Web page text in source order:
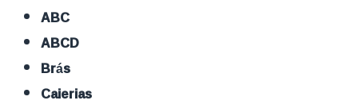
ABC
ABCD
Brás
Caierias